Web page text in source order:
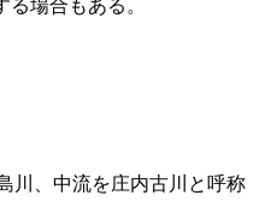
場合もある。
川、中流を庄内古川と呼称